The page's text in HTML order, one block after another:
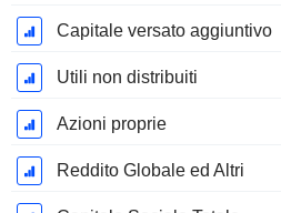
Capitale versato aggiuntivo
Utili non distribuiti
Azioni proprie
Reddito Globale ed Altri